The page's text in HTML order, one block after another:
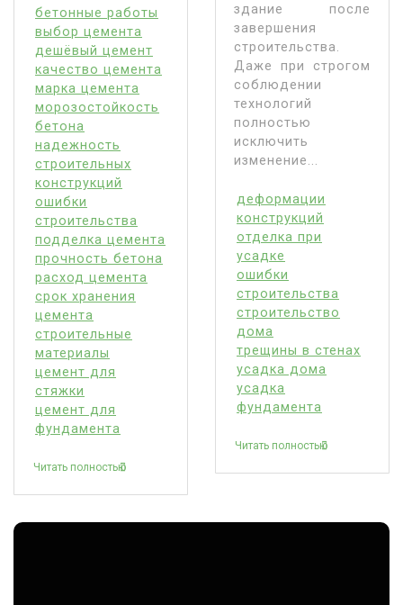
бетонные работы
выбор цемента
дешёвый цемент
качество цемента
марка цемента
морозостойкость
бетона
надежность
строительных
конструкций
ошибки
строительства
подделка цемента
прочность бетона
расход цемента
срок хранения
цемента
строительные
материалы
цемент для
стяжки
цемент для
фундамента
Читать полностью
здание после
завершения
строительства.
Даже при строгом
соблюдении
технологий
полностью
исключить
изменение...
деформации
конструкций
отделка при
усадке
ошибки
строительства
строительство
дома
трещины в стенах
усадка дома
усадка
фундамента
Читать полностью